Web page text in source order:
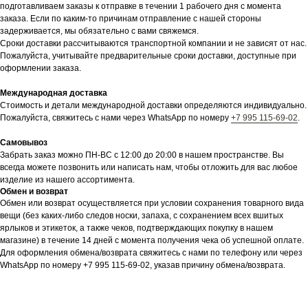
подготавливаем заказы к отправке в течении 1 рабочего дня с момента
заказа. Если по каким-то причинам отправление с нашей стороны
задерживается, мы обязательно с вами свяжемся.
Сроки доставки рассчитываются транспортной компании и не зависят от нас.
Пожалуйста, учитывайте предварительные сроки доставки, доступные при
оформлении заказа.
Международная доставка
Стоимость и детали международной доставки определяются индивидуально.
Пожалуйста, свяжитесь с нами через WhatsApp по номеру +7 995 115-69-02
Самовывоз
Забрать заказ можно ПН-ВС с 12:00 до 20:00 в нашем пространстве. Вы
всегда можете позвонить или написать нам, чтобы отложить для вас любое
изделие из нашего ассортимента.
Обмен и возврат
Обмен или возврат осуществляется при условии сохранения товарного вида
вещи (без каких-либо следов носки, запаха, с сохранением всех вшитых
ярлыков и этикеток, а также чеков, подтверждающих покупку в нашем
магазине) в течение 14 дней с момента получения чека об успешной оплате.
Для оформления обмена/возврата свяжитесь с нами по телефону или через
WhatsApp по номеру +7 995 115-69-02, указав причину обмена/возврата.